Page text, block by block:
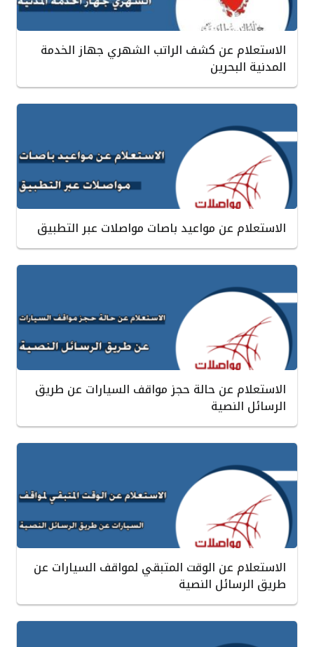
الاستعلام عن كشف الراتب الشهري جهاز الخدمة
المدنية البحرين
الاستعلام عن مواعيد باصات مواصلات عبر التطبيق
الاستعلام عن حالة حجز مواقف السيارات عن طريق
الرسائل النصية
الاستعلام عن الوقت المتبقي لمواقف السيارات عن
طريق الرسائل النصية